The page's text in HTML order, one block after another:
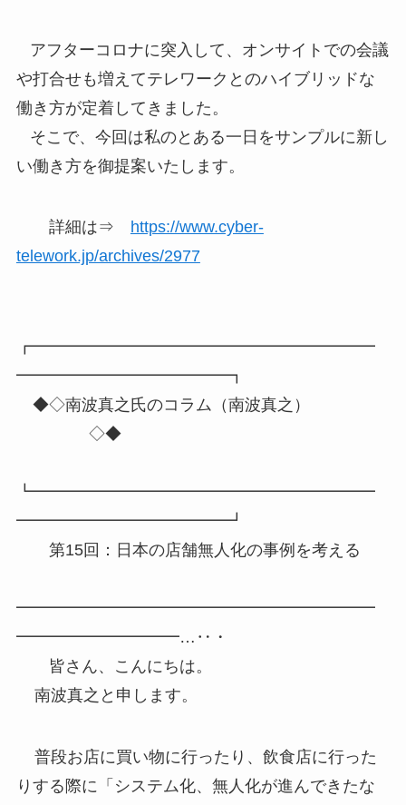
アフターコロナに突入して、オンサイトでの会議
や打合せも増えてテレワークとのハイブリッドな
働き方が定着してきました。
そこで、今回は私のとある一日をサンプルに新し
い働き方を御提案いたします。
詳細は⇒
https://www.cyber-
telework.jp/archives/2977
┏━━━━━━━━━━━━━━━━━━━━━
━━━━━━━━━━━━━┓
◆◇南波真之氏のコラム（南波真之）
◇◆
┗━━━━━━━━━━━━━━━━━━━━━
━━━━━━━━━━━━━┛
第15回：日本の店舗無人化の事例を考える
━━━━━━━━━━━━━━━━━━━━━━
━━━━━━━━━━…‥・
皆さん、こんにちは。
南波真之と申します。
普段お店に買い物に行ったり、飲食店に行った
りする際に「システム化、無人化が進んできたな